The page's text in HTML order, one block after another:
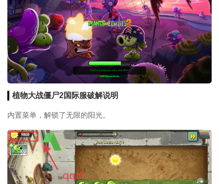
植物大战僵尸2国际服破解说明
内置菜单，解锁了无限的阳光。